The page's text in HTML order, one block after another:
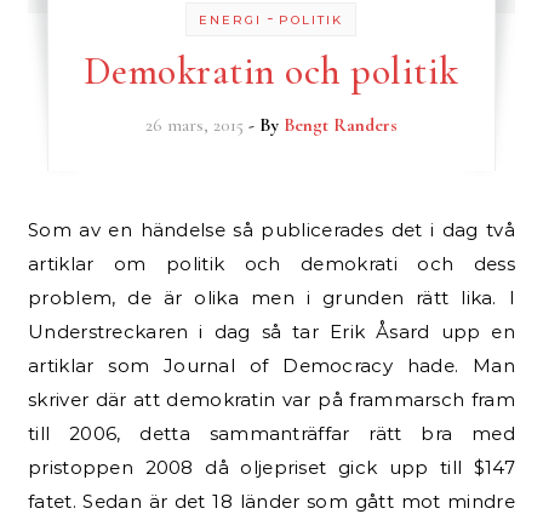
ENERGI - POLITIK
Demokratin och politik
26 mars, 2015 - By Bengt Randers
Som av en händelse så publicerades det i dag två
artiklar om politik och demokrati och dess
problem, de är olika men i grunden rätt lika. I
Understreckaren i dag så tar Erik Åsard upp en
artiklar som Journal of Democracy hade. Man
skriver där att demokratin var på frammarsch fram
till 2006, detta sammanträffar rätt bra med
pristoppen 2008 då oljepriset gick upp till $147
fatet. Sedan är det 18 länder som gått mot mindre